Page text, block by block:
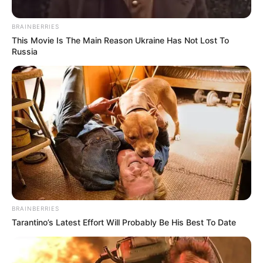
Cortesía Gobernación de Córdoba.
Inauguración de los VII Juegos Escolares
Centroamericanos y del Caribe Córdoba 2025.
Por:
Angy Cueto Martínez
Noviembre 3, 2025
BRAINBERRIES
This Movie Is The Main Reason Ukraine Has Not Lost To
Russia
BRAINBERRIES
Tarantino’s Latest Effort Will Probably Be His Best To Date